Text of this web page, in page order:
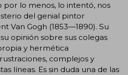
por lo menos, lo intentó, nos
del genial pintor
Van Gogh (1853—1890). Su
opinión sobre sus colegas
y hermética
complejos y
líneas. Es sin duda una de las